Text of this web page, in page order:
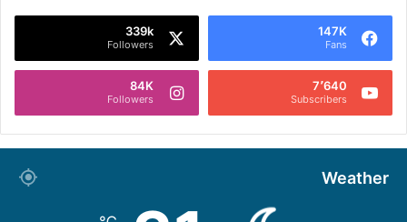
147K
Fans
339k
Followers
7٬640
Subscribers
84K
Followers
Weather